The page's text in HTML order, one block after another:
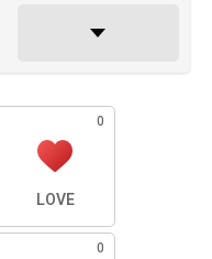
0
LOVE
0